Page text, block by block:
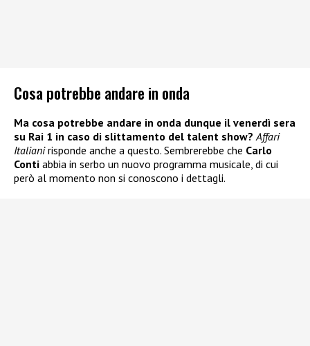
Cosa potrebbe andare in onda
Ma cosa potrebbe andare in onda dunque il venerdì sera
su Rai 1 in caso di slittamento del talent show? Affari
Italianirisponde anche a questo. Sembrerebbe che Carlo
Conti abbia in serbo un nuovo programma musicale, di cui
però al momento non si conoscono i dettagli.